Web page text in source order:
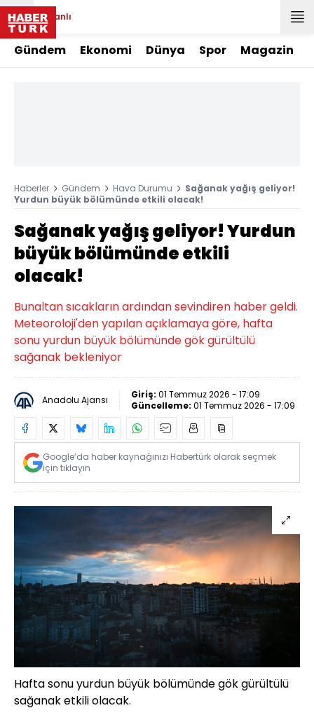
Canlı
Gündem Ekonomi Dünya Spor Magazin
Haberler Gündem Hava Durumu
Sağanak yağış geliyor!
Yurdun büyük bölümünde etkili olacak!
Sağanak yağış geliyor! Yurdun
büyük bölümünde etkili
olacak!
Bunaltan sıcakların ardından sevindiren haber geldi.
Meteoroloji'den yapılan açıklamaya göre, hafta
sonu yurdun büyük bölümünde gök gürültülü
sağanak bekleniyor
Anadolu Ajansı Giriş: 01 Temmuz 2026 - 17:09
Güncelleme: 01 Temmuz 2026 - 17:09
Google’da haber kaynağınızı Habertürk olarak seçmek
için tıklayın
Hafta sonu yurdun büyük bölümünde gök gürültülü
sağanak etkili olacak.